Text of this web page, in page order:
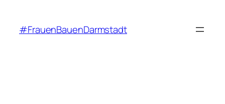
springen
#FrauenBauenDarmstadt